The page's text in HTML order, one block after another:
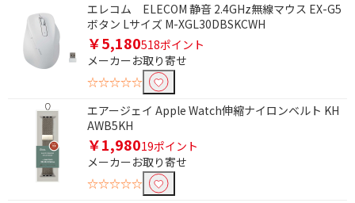
エレコム ELECOM 静音 2.4GHz無線マウス EX-G5
ボタン Lサイズ M-XGL30DBSKCWH
￥5,180518ポイント
メーカーお取り寄せ
☆☆☆☆☆
エアージェイ Apple Watch伸縮ナイロンベルト KH
AWB5KH
￥1,98019ポイント
メーカーお取り寄せ
☆☆☆☆☆